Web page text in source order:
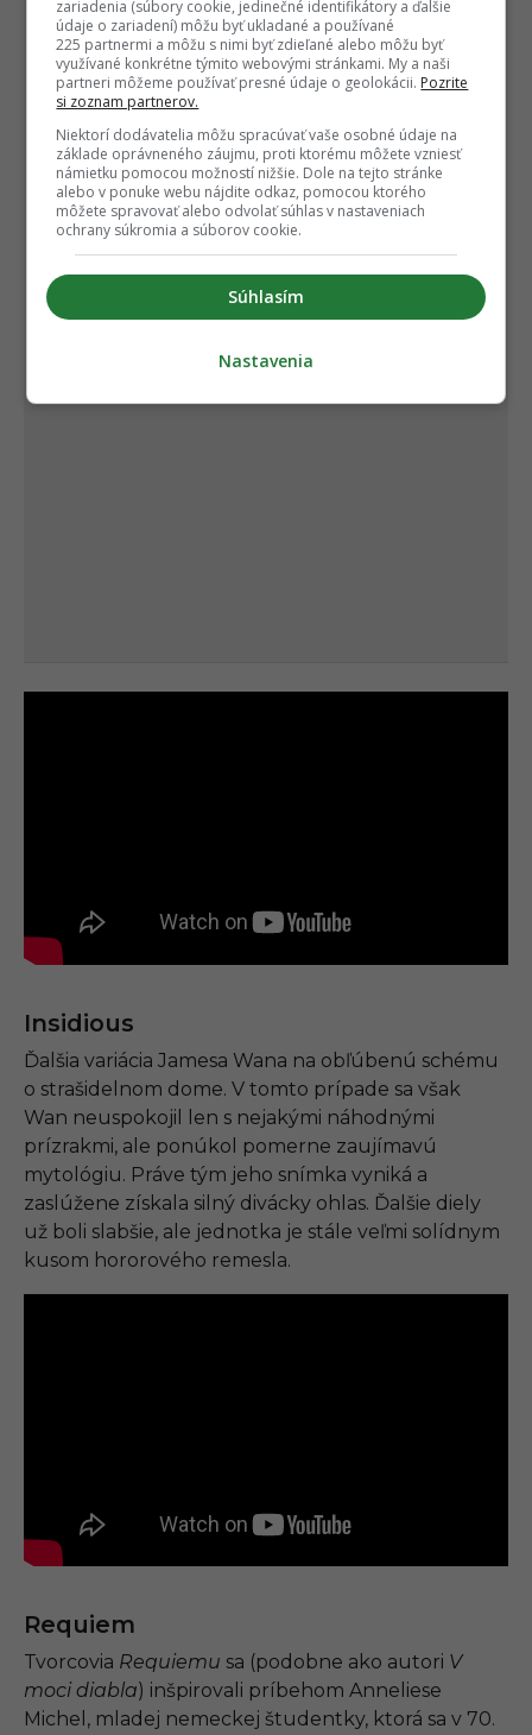
Insidious
Ďalšia variácia Jamesa Wana na obľúbenú schému
o strašidelnom dome. V tomto prípade sa však
Wan neuspokojil len s nejakými náhodnými
prízrakmi, ale ponúkol pomerne zaujímavú
mytológiu. Práve tým jeho snímka vyniká a
zaslúžene získala silný divácky ohlas. Ďalšie diely
už boli slabšie, ale jednotka je stále veľmi solídnym
kusom hororového remesla.
Requiem
Tvorcovia Requiemu sa (podobne ako autori V
moci diabla) inšpirovali príbehom Anneliese
Michel, mladej nemeckej študentky, ktorá sa v 70.
zariadenia (súbory cookie, jedinečné identifikátory a ďalšie
údaje o zariadení) môžu byť ukladané a používané
225 partnermi a môžu s nimi byť zdieľané alebo môžu byť
využívané konkrétne týmito webovými stránkami. My a naši
partneri môžeme používať presné údaje o geolokácii. Pozrite
si zoznam partnerov.
Niektorí dodávatelia môžu spracúvať vaše osobné údaje na
základe oprávneného záujmu, proti ktorému môžete vzniesť
námietku pomocou možností nižšie. Dole na tejto stránke
alebo v ponuke webu nájdite odkaz, pomocou ktorého
môžete spravovať alebo odvolať súhlas v nastaveniach
ochrany súkromia a súborov cookie.
Súhlasím
Nastavenia